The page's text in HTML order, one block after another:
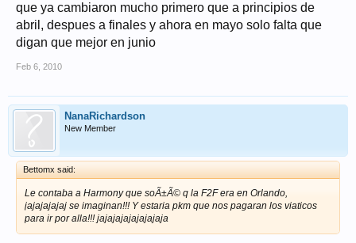
que ya cambiaron mucho primero que a principios de
abril, despues a finales y ahora en mayo solo falta que
digan que mejor en junio
Feb 6, 2010
NanaRichardson
New Member
Bettomx said:
Le contaba a Harmony que soÃ±Ã© q la F2F era en Orlando,
jajajajajaj se imaginan!!! Y estaria pkm que nos pagaran los viaticos
para ir por alla!!! jajajajajajajajaja